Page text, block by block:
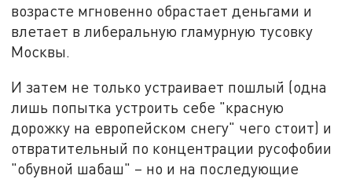
возрасте мгновенно обрастает деньгами и
влетает в либеральную гламурную тусовку
Москвы.
И затем не только устраивает пошлый (одна
лишь попытка устроить себе "красную
дорожку на европейском снегу" чего стоит) и
отвратительный по концентрации русофобии
"обувной шабаш" – но и на последующие